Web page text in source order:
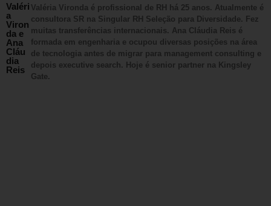
Valéri
a
Viron
da e
Ana
Cláu
dia
Reis
Valéria Vironda é profissional de RH há 25 anos. Atualmente é
consultora SR na Singular RH Seleção para Diversidade. Fez
muitas transferências internacionais. Ana Cláudia Reis é
formada em engenharia e ocupou diversas posições na área
de tecnologia antes de migrar para management consulting e
depois executive search. Hoje é senior partner na Kingsley
Gate.